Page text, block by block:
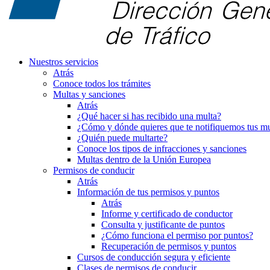
Nuestros servicios
Atrás
Conoce todos los trámites
Multas y sanciones
Atrás
¿Qué hacer si has recibido una multa?
¿Cómo y dónde quieres que te notifiquemos tus
¿Quién puede multarte?
Conoce los tipos de infracciones y sanciones
Multas dentro de la Unión Europea
Permisos de conducir
Atrás
Información de tus permisos y puntos
Atrás
Informe y certificado de conductor
Consulta y justificante de puntos
¿Cómo funciona el permiso por puntos?
Recuperación de permisos y puntos
Cursos de conducción segura y eficiente